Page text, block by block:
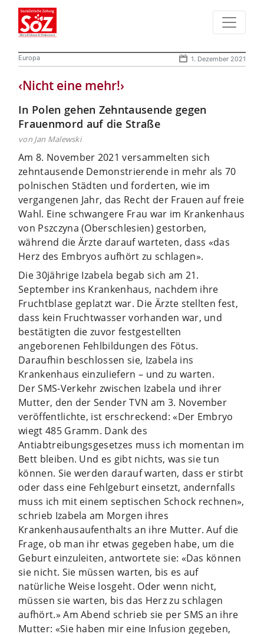
Europa 1. Dezember 2021
‹Nicht eine mehr!›
In Polen gehen Zehntausende gegen
Frauenmord auf die Straße
von Jan Malewski
Am 8. November 2021 versammelten sich
zehntausende Demonstrierende in mehr als 70
polnischen Städten und forderten, wie im
vergangenen Jahr, das Recht der Frauen auf freie
Wahl. Eine schwangere Frau war im Krankenhaus
von Pszczyna (Oberschlesien) gestorben,
während die Ärzte darauf warteten, dass «das
Herz des Embryos aufhört zu schlagen».
Die 30jährige Izabela begab sich am 21.
September ins Krankenhaus, nachdem ihre
Fruchtblase geplatzt war. Die Ärzte stellten fest,
dass kein Fruchtwasser vorhanden war, und
bestätigten die zuvor festgestellten
angeborenen Fehlbildungen des Fötus.
Daraufhin beschlossen sie, Izabela ins
Krankenhaus einzuliefern – und zu warten.
Der SMS-Verkehr zwischen Izabela und ihrer
Mutter, den der Sender TVN am 3. November
veröffentlichte, ist erschreckend: «Der Embryo
wiegt 485 Gramm. Dank des
Antiabtreibungsgesetzes muss ich momentan im
Bett bleiben. Und es gibt nichts, was sie tun
können. Sie werden darauf warten, dass er stirbt
oder dass ­eine Fehlgeburt einsetzt, andernfalls
muss ich mit einem septischen Schock rechnen»,
schrieb Izabela am Morgen ihres
Krankenhausaufenthalts an ihre Mutter. Auf die
Frage, ob man ihr etwas gegeben habe, um die
Geburt einzuleiten, antwortete sie: «Das können
sie nicht. Sie müssen warten, bis es auf
natürliche Weise losgeht. Oder wenn nicht,
müssen sie warten, bis das Herz zu schlagen
aufhört.» Am Abend schrieb sie per SMS an ihre
Mutter: «Sie haben mir eine Infusion gegeben,